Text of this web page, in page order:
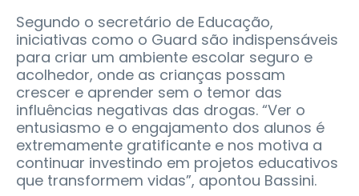
Segundo o secretário de Educação,
iniciativas como o Guard são indispensáveis
para criar um ambiente escolar seguro e
acolhedor, onde as crianças possam
crescer e aprender sem o temor das
influências negativas das drogas. “Ver o
entusiasmo e o engajamento dos alunos é
extremamente gratificante e nos motiva a
continuar investindo em projetos educativos
que transformem vidas”, apontou Bassini.